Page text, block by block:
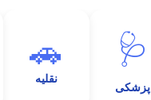
🩺
پزشکی
🚗
نقلیه